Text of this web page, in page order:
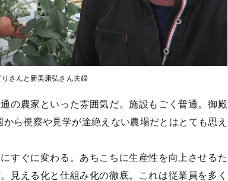
さんと新美康弘さん夫婦
の農家といった雰囲気だ。施設もごく普通。御殿
ら視察や見学が途絶えない農場だとはとても思え
すぐに変わる。あちこちに生産性を向上させるた
見える化と仕組み化の徹底。これは従業員を多く